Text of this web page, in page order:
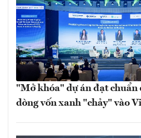
"Mở khóa" dự án đạt chuẩn
dòng vốn xanh "chảy" vào